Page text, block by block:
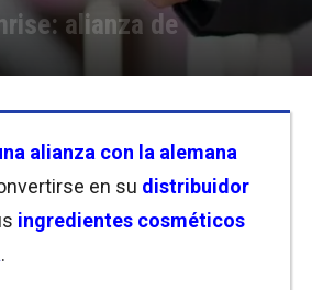
alianza de
alianza con la alemana
en su distribuidor
ingredientes cosméticos
.